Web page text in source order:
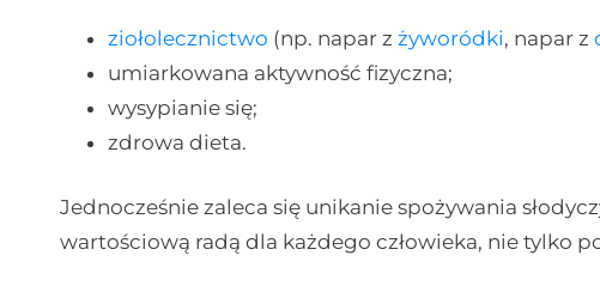
ziołolecznictwo (np. napar zżyworódki, napar z
umiarkowana aktywność fizyczna;
wysypianie się;
zdrowa dieta.
Jednocześnie zaleca się unikanie spożywania
wartościową radą dla każdego człowieka, nie tylko